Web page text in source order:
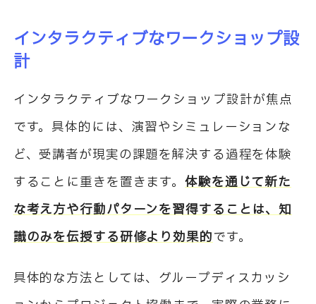
インタラクティブなワークショップ設
計
インタラクティブなワークショップ設計が焦点
です。具体的には、演習やシミュレーションな
ど、受講者が現実の課題を解決する過程を体験
することに重きを置きます。体験を通じて新た
な考え方や行動パターンを習得することは、知
識のみを伝授する研修より効果的です。
具体的な方法としては、グループディスカッシ